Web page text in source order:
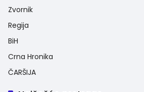
Zvornik
Regija
BiH
Crna Hronika
ČARŠIJA